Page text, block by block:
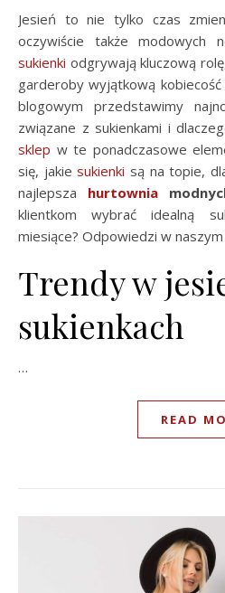
Jesień to nie tylko czas zmieniającej się przyrody, ale
oczywiście także modowych
sukienki odgrywają kluczową
garderoby wyjątkową
blogowym przedstawimy
związane z sukienkami i
sklep w te ponadczasowe
się, jakiesukienki są na topie,
najlepsza hurtownia
klientkom wybrać idealną
miesiące? Odpowiedzi w
Trendy w
sukienkach
…
READ